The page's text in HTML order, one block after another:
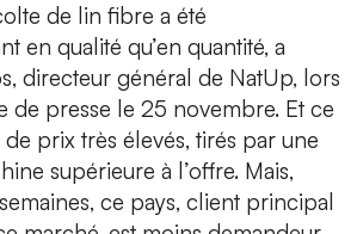
de lin fibre a été
en qualité qu’en quantité, a
directeur général de NatUp, lors
de presse le 25 novembre. Et ce
prix très élevés, tirés par une
supérieure à l’offre. Mais,
ce pays, client principal